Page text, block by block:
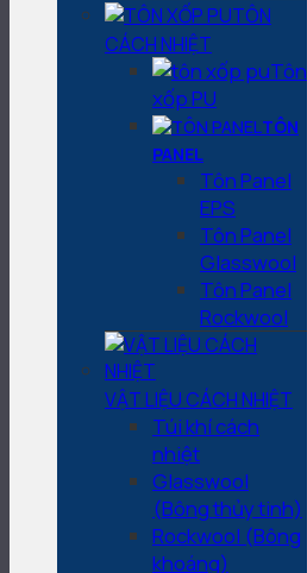
TÔN
CÁCH NHIỆT
Tôn
xốp PU
TÔN
PANEL
Tôn Panel
EPS
Tôn Panel
Glasswool
Tôn Panel
Rockwool
VẬT LIỆU CÁCH NHIỆT
Túi khí cách
nhiệt
Glasswool
(Bông thủy tinh)
Rockwool (Bông
khoáng)